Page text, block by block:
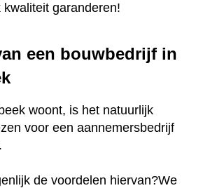
kwaliteit garanderen!
een bouwbedrijf in
woont, is het natuurlijk
voor een aannemersbedrijf
de voordelen hiervan?We